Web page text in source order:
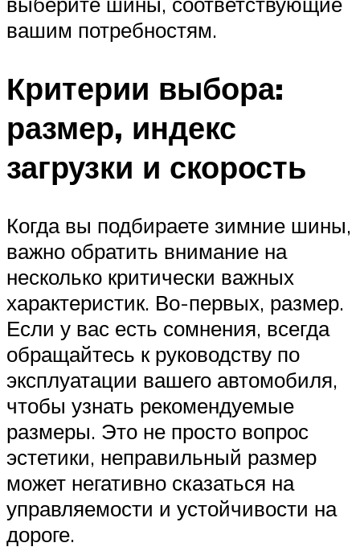
вашим потребностям.
Критерии выбора:
размер, индекс
загрузки и скорость
Когда вы подбираете зимние шины,
важно обратить внимание на
несколько критически важных
характеристик. Во-первых, размер.
Если у вас есть сомнения, всегда
обращайтесь к руководству по
эксплуатации вашего автомобиля,
чтобы узнать рекомендуемые
размеры. Это не просто вопрос
эстетики, неправильный размер
может негативно сказаться на
управляемости и устойчивости на
дороге.